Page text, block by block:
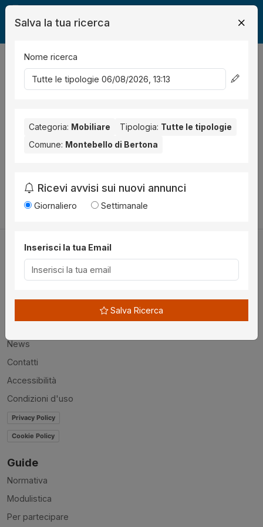
Legalmente Mobili
Immobile Residenziale
Nessun risultato per il Comune selezionato:Montebello di
Bertona
. Nessun risultato per la Provincia selezionata:
Cambia la ricerca
News
Contatti
Accessibilità
Condizioni d'uso
Privacy Policy
Cookie Policy
Guide
Normativa
Modulistica
Per partecipare
Salva la tua ricerca
Nome ricerca
Categoria: Mobiliare Tipologia: Tutte le tipologie
Comune: Montebello di Bertona
Ricevi avvisi sui nuovi annunci
Giornaliero Settimanale
Inserisci la tua Email
Salva Ricerca